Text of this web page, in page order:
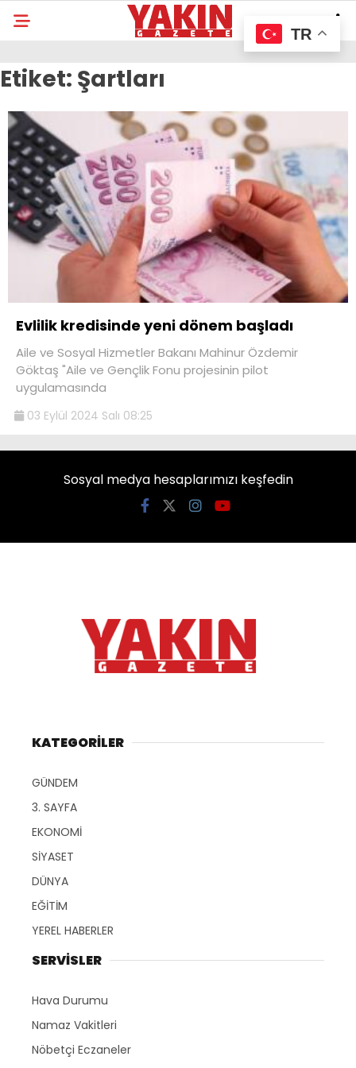
Etiket: Şartları
Evlilik kredisinde yeni dönem başladı
Aile ve Sosyal Hizmetler Bakanı Mahinur Özdemir
Göktaş "Aile ve Gençlik Fonu projesinin pilot
uygulamasında
03 Eylül 2024 Salı 08:25
Sosyal medya hesaplarımızı keşfedin
KATEGORİLER
GÜNDEM
3. SAYFA
EKONOMİ
SİYASET
DÜNYA
EĞİTİM
YEREL HABERLER
SERVİSLER
Hava Durumu
Namaz Vakitleri
Nöbetçi Eczaneler
TR